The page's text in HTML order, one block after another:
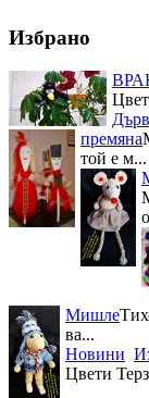
Избрано
премяна
той е м...
Мишле
ва...
Новини
Цвети